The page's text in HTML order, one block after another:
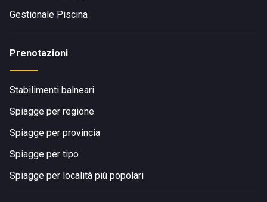
Gestionale Piscina
Prenotazioni
Stabilimenti balneari
Spiagge per regione
Spiagge per provincia
Spiagge per tipo
Spiagge per località più popolari